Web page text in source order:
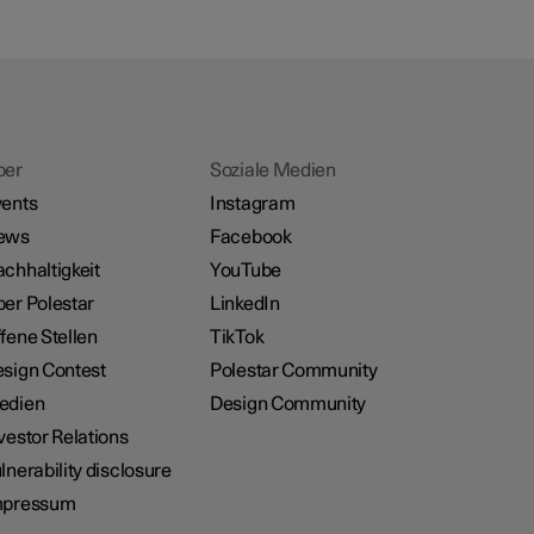
Polestar
Stellen
Contest
Relations
disclosure
Soziale Medien
Instagram
Facebook
YouTube
LinkedIn
TikTok
Polestar Community
Design Community